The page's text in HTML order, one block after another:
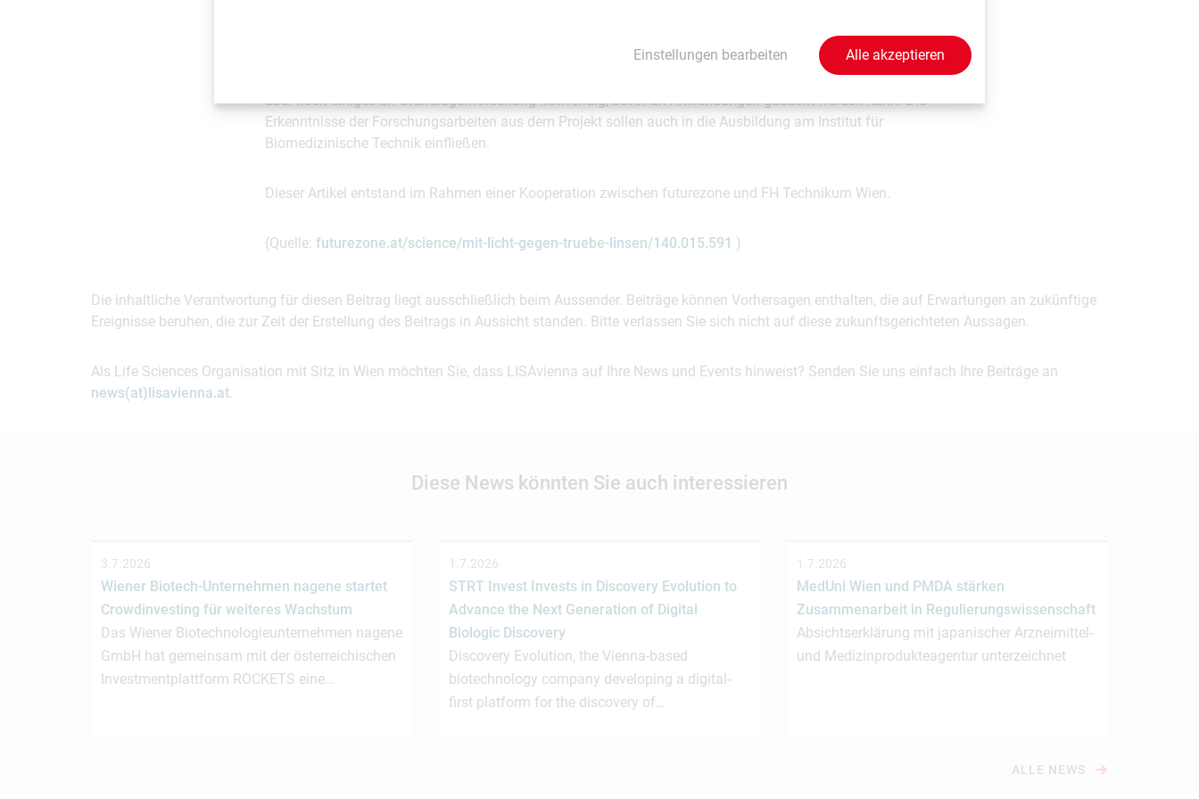
“Mit solchen Verfahren können wir eventuell einmal die belastungsintensiven Teile von Hüftgelenken
herstellen”, hofft Traxler. Derzeit ist auf diesem Gebiet eine Kooperation mit der TU Wien im Gange, es ist
aber noch einiges an Grundlagenforschung notwendig, bevor an Anwendungen gedacht werden kann. Die
Erkenntnisse der Forschungsarbeiten aus dem Projekt sollen auch in die Ausbildung am Institut für
Biomedizinische Technik einfließen.
Dieser Artikel entstand im Rahmen einer Kooperation zwischen futurezone und FH Technikum Wien.
(Quelle: futurezone.at/science/mit-licht-gegen-truebe-linsen/140.015.591 )
Die inhaltliche Verantwortung für diesen Beitrag liegt ausschließlich beim Aussender. Beiträge können Vorhersagen enthalten, die auf Erwartungen an zukünftige
Ereignisse beruhen, die zur Zeit der Erstellung des Beitrags in Aussicht standen. Bitte verlassen Sie sich nicht auf diese zukunftsgerichteten Aussagen.
Als Life Sciences Organisation mit Sitz in Wien möchten Sie, dass LISAvienna auf Ihre News und Events hinweist? Senden Sie uns einfach Ihre Beiträge an
news(at)lisavienna.at.
Diese News könnten Sie auch interessieren
3.7.2026
Wiener Biotech-Unternehmen nagene startet
Crowdinvesting für weiteres Wachstum
Das Wiener Biotechnologieunternehmen nagene
GmbH hat gemeinsam mit der österreichischen
Investmentplattform ROCKETS eine…
1.7.2026
STRT Invest Invests in Discovery Evolution to
Advance the Next Generation of Digital
Biologic Discovery
Discovery Evolution, the Vienna-based
biotechnology company developing a digital-
first platform for the discovery of…
1.7.2026
MedUni Wien und PMDA stärken
Zusammenarbeit in Regulierungswissenschaft
Absichtserklärung mit japanischer Arzneimittel-
und Medizinprodukteagentur unterzeichnet
ALLE NEWS
Einstellungen bearbeiten Alle akzeptieren